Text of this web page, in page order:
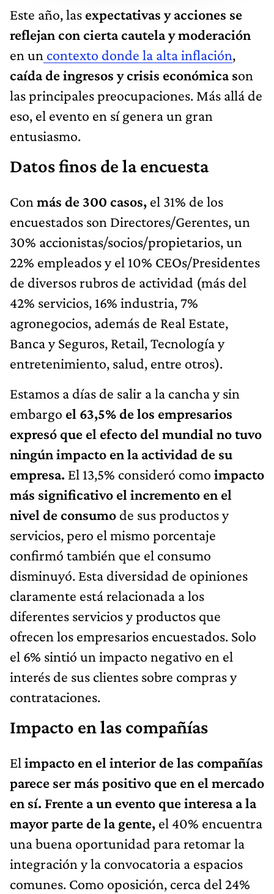
Este año, las expectativas y acciones se
reflejan con cierta cautela y moderación
en un contexto donde la alta inflación,
caída de ingresos y crisis económica son
las principales preocupaciones. Más allá de
eso, el evento en sí genera un gran
entusiasmo.
Datos finos de la encuesta
Con más de 300 casos, el 31% de los
encuestados son Directores/Gerentes, un
30% accionistas/socios/propietarios, un
22% empleados y el 10% CEOs/Presidentes
de diversos rubros de actividad (más del
42% servicios, 16% industria, 7%
agronegocios, además de Real Estate,
Banca y Seguros, Retail, Tecnología y
entretenimiento, salud, entre otros).
Estamos a días de salir a la cancha y sin
embargo el 63,5% de los empresarios
expresó que el efecto del mundial no tuvo
ningún impacto en la actividad de su
empresa. El 13,5% consideró como impacto
más significativo el incremento en el
nivel de consumo de sus productos y
servicios, pero el mismo porcentaje
confirmó también que el consumo
disminuyó. Esta diversidad de opiniones
claramente está relacionada a los
diferentes servicios y productos que
ofrecen los empresarios encuestados. Solo
el 6% sintió un impacto negativo en el
interés de sus clientes sobre compras y
contrataciones.
Impacto en las compañías
El impacto en el interior de las compañías
parece ser más positivo que en el mercado
en sí. Frente a un evento que interesa a la
mayor parte de la gente, el 40% encuentra
una buena oportunidad para retomar la
integración y la convocatoria a espacios
comunes. Como oposición, cerca del 24%